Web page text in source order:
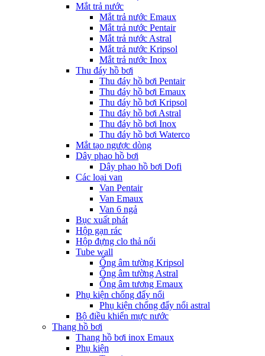
Mắt trả nước
Mắt trả nước Emaux
Mắt trả nước Pentair
Mắt trả nước Astral
Mắt trả nước Kripsol
Mắt trả nước Inox
Thu đáy hồ bơi
Thu đáy hồ bơi Pentair
Thu đáy hồ bơi Emaux
Thu đáy hồ bơi Kripsol
Thu đáy hồ bơi Astral
Thu đáy hồ bơi Inox
Thu đáy hồ bơi Waterco
Mắt tạo ngược dòng
Dây phao hồ bơi
Dây phao hồ bơi Dofi
Các loại van
Van Pentair
Van Emaux
Van 6 ngả
Bục xuất phát
Hộp gạn rác
Hộp đựng clo thả nổi
Tube wall
Ống âm tường Kripsol
Ống âm tường Astral
Ống âm tương Emaux
Phụ kiện chống đẩy nổi
Phụ kiện chống đẩy nổi astral
Bộ điều khiển mực nước
Thang hồ bơi
Thang hồ bơi inox Emaux
Phụ kiện